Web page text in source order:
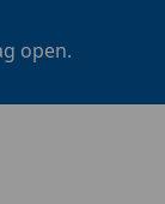
open.